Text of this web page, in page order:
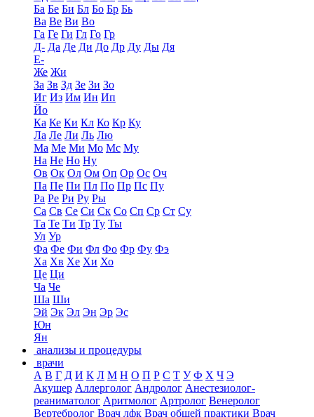
Ба Бе Би Бл Бо Бр Бь
Ва Ве Ви Во
Га Ге Ги Гл Го Гр
Д- Да Де Ди До Др Ду Ды Дя
Е-
Же Жи
За Зв Зд Зе Зи Зо
Иг Из Им Ин Ип
Йо
Ка Ке Ки Кл Ко Кр Ку
Ла Ле Ли Ль Лю
Ма Ме Ми Мо Мс Му
На Не Но Ну
Ов Ок Ол Ом Оп Ор Ос Оч
Па Пе Пи Пл По Пр Пс Пу
Ра Ре Ри Ру Ры
Са Св Се Си Ск Со Сп Ср Ст Су
Та Те Ти Тр Ту Ты
Ул Ур
Фа Фе Фи Фл Фо Фр Фу Фэ
Ха Хв Хе Хи Хо
Це Ци
Ча Че
Ша Ши
Эй Эк Эл Эн Эр Эс
Юн
Ян
анализы и процедуры
врачи
А В Г Д И К Л М Н О П Р С Т У Ф Х Ч Э
Акушер Аллерголог Андролог Анестезиолог-
реаниматолог Аритмолог Артролог Венеролог
Вертебролог Врач лфк Врач общей практики Врач